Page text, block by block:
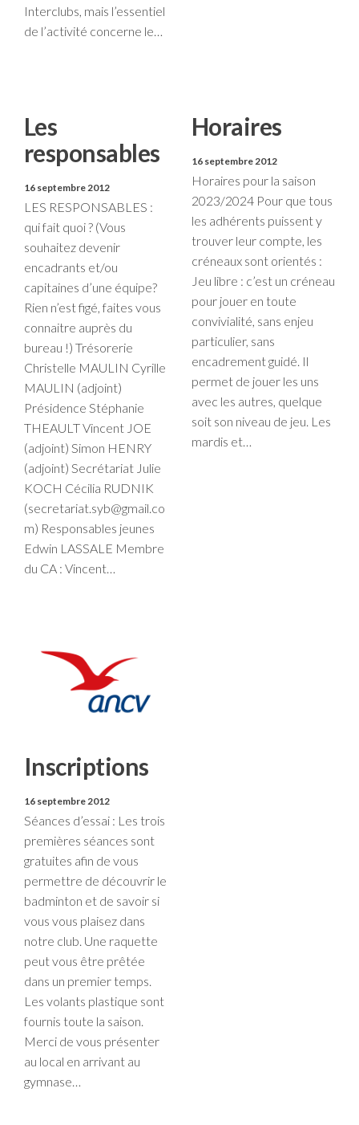
Interclubs, mais l’essentiel
de l’activité concerne le…
Les
responsables
16 septembre 2012
LES RESPONSABLES :
qui fait quoi ? (Vous
souhaitez devenir
encadrants et/ou
capitaines d’une équipe?
Rien n’est figé, faites vous
connaitre auprès du
bureau !) Trésorerie
Christelle MAULIN Cyrille
MAULIN (adjoint)
Présidence Stéphanie
THEAULT Vincent JOE
(adjoint) Simon HENRY
(adjoint) Secrétariat Julie
KOCH Cécilia RUDNIK
(secretariat.syb@gmail.co
m) Responsables jeunes
Edwin LASSALE Membre
du CA : Vincent…
Horaires
16 septembre 2012
Horaires pour la saison
2023/2024 Pour que tous
les adhérents puissent y
trouver leur compte, les
créneaux sont orientés :
Jeu libre : c’est un créneau
pour jouer en toute
convivialité, sans enjeu
particulier, sans
encadrement guidé. Il
permet de jouer les uns
avec les autres, quelque
soit son niveau de jeu. Les
mardis et…
Inscriptions
16 septembre 2012
Séances d’essai : Les trois
premières séances sont
gratuites afin de vous
permettre de découvrir le
badminton et de savoir si
vous vous plaisez dans
notre club. Une raquette
peut vous être prêtée
dans un premier temps.
Les volants plastique sont
fournis toute la saison.
Merci de vous présenter
au local en arrivant au
gymnase…